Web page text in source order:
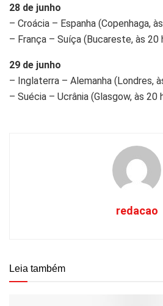
28 de junho
– Croácia – Espanha (Copenhaga,
– França – Suíça (Bucareste, às 20
29 de junho
– Inglaterra – Alemanha (Londres,
– Suécia – Ucrânia (Glasgow, às 20
redacao
Leia também